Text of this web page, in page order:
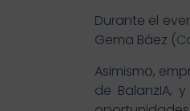
Durante el
Gema Báez (
Asimismo,
de BalanzIA,